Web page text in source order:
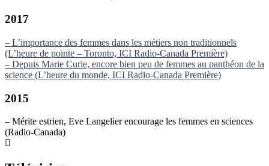
2017
– L’importance des femmes dans les métiers non traditionnels
(L’heure de pointe – Toronto, ICI Radio-Canada Première)
– Depuis Marie Curie, encore bien peu de femmes au panthéon de la
science (L’heure du monde, ICI Radio-Canada Première)
2015
– Mérite estrien, Eve Langelier encourage les femmes en sciences
(Radio-Canada)